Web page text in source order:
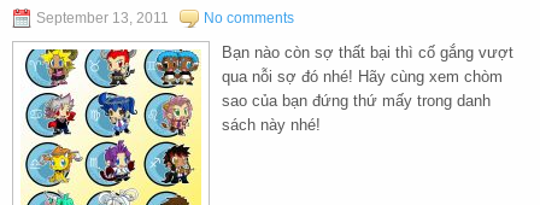
September 13, 2011 No comments
Bạn nào còn sợ thất bại thì cố gắng vượt
qua nỗi sợ đó nhé! Hãy cùng xem chòm
sao của bạn đứng thứ mấy trong danh
sách này nhé!